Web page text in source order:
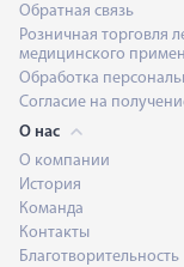
Обратная связь
Розничная торговля
медицинского
Обработка
Согласие на
О нас
О компании
История
Команда
Контакты
Благотворительность